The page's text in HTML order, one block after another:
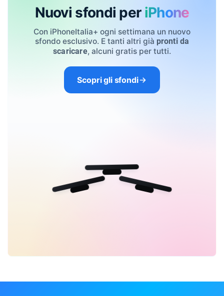
Nuovi sfondi per iPhone
Con iPhoneItalia+ ogni settimana un nuovo
sfondo esclusivo. E tanti altri già pronti da
scaricare, alcuni gratis per tutti.
Scopri gli sfondi